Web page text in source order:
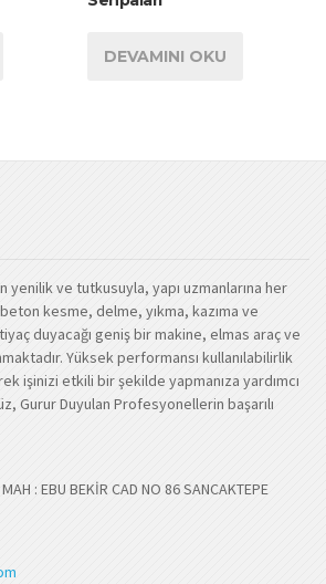
DEVAMINI OKU
yenilik ve tutkusuyla, yapı uzmanlarına her
kesme, delme, yıkma, kazıma ve
duyacağı geniş bir makine, elmas araç ve
Yüksek performansı kullanılabilirlik
işinizi etkili bir şekilde yapmanıza yardımcı
Gurur Duyulan Profesyonellerin başarılı
: EBU BEKİR CAD NO 86 SANCAKTEPE